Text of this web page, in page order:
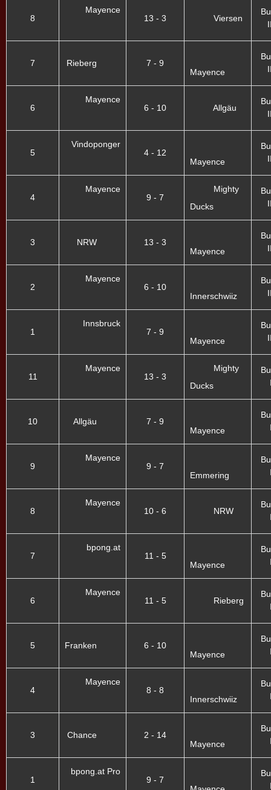
8
Mayence
13 - 3
Viersen
7 Rieberg
7 - 9
Mayence
6
Mayence
6 - 10
Allgäu
5
Vindoponger
4 - 12
Mayence
4
Mayence
9 - 7
Mighty
Ducks
3 NRW
13 - 3
Mayence
2
Mayence
6 - 10
Innerschwiiz
1
Innsbruck
7 - 9
Mayence
11
Mayence
13 - 3
Mighty
Ducks
10 Allgäu
7 - 9
Mayence
9
Mayence
9 - 7
Emmering
8
Mayence
10 - 6
NRW
7
bpong.at
11 - 5
Mayence
6
Mayence
11 - 5
Rieberg
5 Franken
6 - 10
Mayence
4
Mayence
8 - 8
Innerschwiiz
3 Chance
2 - 14
Mayence
1
bpong.at Pro
9 - 7